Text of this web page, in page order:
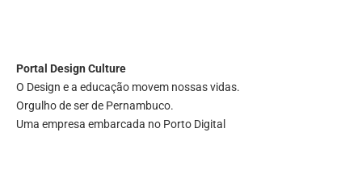
Portal Design Culture
O Design e a educação movem nossas vidas.
Orgulho de ser de Pernambuco.
Uma empresa embarcada no Porto Digital